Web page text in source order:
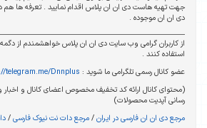
جهت تهیه هاست دی ان ان پلاس اقدام نمایید . تعرفه ها
دی ان ان موجوده .
از کاربران گرامی وب سایت دی ان ان پلاس خواهشمندم از
استفاده کنند .
عضو کانال رسمی تلگرامی ما شوید : telegram.me/Dnnplus
(محتوای کانال ارائه کد تخفیف مخصوص اعضای کانال و اخبار
رسانی آپدیت محصولات)
مرجع دی ان ان فارسی در ایران/مرجع دات نت نیوک فارسی/